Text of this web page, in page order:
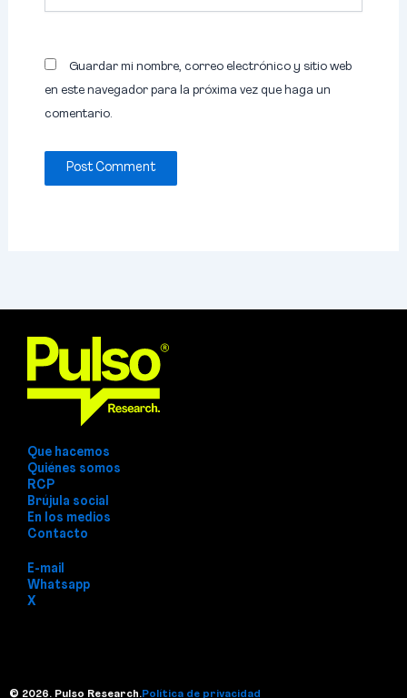
Guardar mi nombre, correo electrónico y sitio web
en este navegador para la próxima vez que haga un
comentario.
Que hacemos
Quiénes somos
RCP
Brújula social
En los medios
Contacto
E-mail
Whatsapp
X
© 2026. Pulso Research.Política de privacidad